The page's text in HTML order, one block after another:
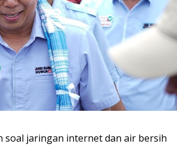
soal jaringan internet dan air bersih